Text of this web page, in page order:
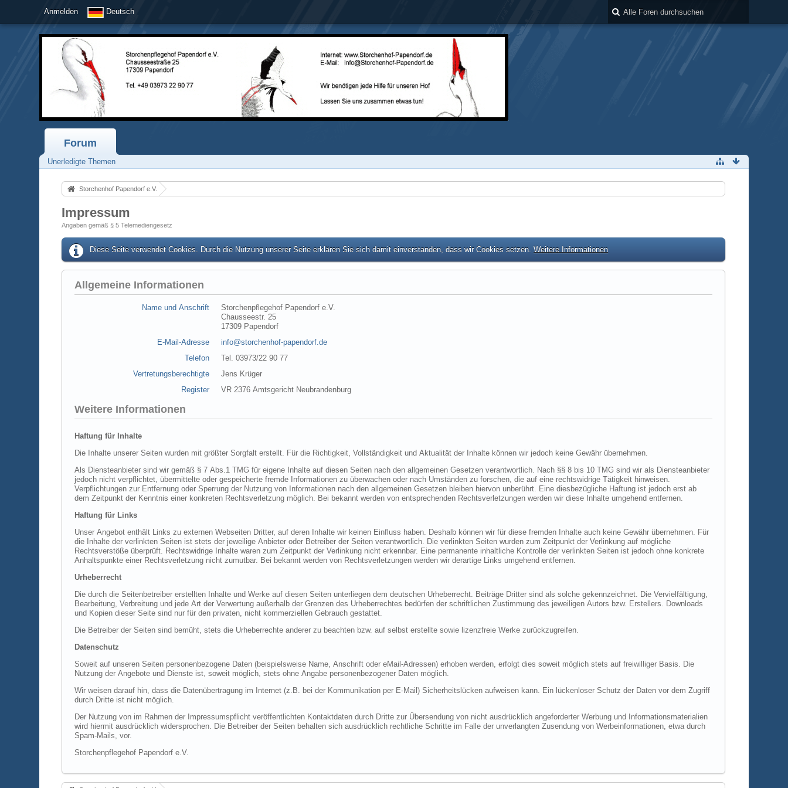
Anmelden Deutsch
Forum
Unerledigte Themen
Storchenhof Papendorf e.V.
Impressum
Angaben gemäß § 5 Telemediengesetz
Diese Seite verwendet Cookies. Durch die Nutzung unserer Seite erklären Sie sich damit einverstanden, dass wir Cookies setzen.Weitere Informationen
Allgemeine Informationen
Name und Anschrift
Storchenpflegehof Papendorf e.V.
Chausseestr. 25
17309 Papendorf
E-Mail-Adresse
info@storchenhof-papendorf.de
Telefon
Tel. 03973/22 90 77
Vertretungsberechtigte
Jens Krüger
Register
VR 2376 Amtsgericht Neubrandenburg
Weitere Informationen
Haftung für Inhalte
Die Inhalte unserer Seiten wurden mit größter Sorgfalt erstellt. Für die Richtigkeit, Vollständigkeit und Aktualität der Inhalte können wir jedoch keine Gewähr übernehmen.
Als Diensteanbieter sind wir gemäß § 7 Abs.1 TMG für eigene Inhalte auf diesen Seiten nach den allgemeinen Gesetzen verantwortlich. Nach §§ 8 bis 10 TMG sind wir als Diensteanbieter
jedoch nicht verpflichtet, übermittelte oder gespeicherte fremde Informationen zu überwachen oder nach Umständen zu forschen, die auf eine rechtswidrige Tätigkeit hinweisen.
Verpflichtungen zur Entfernung oder Sperrung der Nutzung von Informationen nach den allgemeinen Gesetzen bleiben hiervon unberührt. Eine diesbezügliche Haftung ist jedoch erst ab
dem Zeitpunkt der Kenntnis einer konkreten Rechtsverletzung möglich. Bei bekannt werden von entsprechenden Rechtsverletzungen werden wir diese Inhalte umgehend entfernen.
Haftung für Links
Unser Angebot enthält Links zu externen Webseiten Dritter, auf deren Inhalte wir keinen Einfluss haben. Deshalb können wir für diese fremden Inhalte auch keine Gewähr übernehmen. Für
die Inhalte der verlinkten Seiten ist stets der jeweilige Anbieter oder Betreiber der Seiten verantwortlich. Die verlinkten Seiten wurden zum Zeitpunkt der Verlinkung auf mögliche
Rechtsverstöße überprüft. Rechtswidrige Inhalte waren zum Zeitpunkt der Verlinkung nicht erkennbar. Eine permanente inhaltliche Kontrolle der verlinkten Seiten ist jedoch ohne konkrete
Anhaltspunkte einer Rechtsverletzung nicht zumutbar. Bei bekannt werden von Rechtsverletzungen werden wir derartige Links umgehend entfernen.
Urheberrecht
Die durch die Seitenbetreiber erstellten Inhalte und Werke auf diesen Seiten unterliegen dem deutschen Urheberrecht. Beiträge Dritter sind als solche gekennzeichnet. Die Vervielfältigung,
Bearbeitung, Verbreitung und jede Art der Verwertung außerhalb der Grenzen des Urheberrechtes bedürfen der schriftlichen Zustimmung des jeweiligen Autors bzw. Erstellers. Downloads
und Kopien dieser Seite sind nur für den privaten, nicht kommerziellen Gebrauch gestattet.
Die Betreiber der Seiten sind bemüht, stets die Urheberrechte anderer zu beachten bzw. auf selbst erstellte sowie lizenzfreie Werke zurückzugreifen.
Datenschutz
Soweit auf unseren Seiten personenbezogene Daten (beispielsweise Name, Anschrift oder eMail-Adressen) erhoben werden, erfolgt dies soweit möglich stets auf freiwilliger Basis. Die
Nutzung der Angebote und Dienste ist, soweit möglich, stets ohne Angabe personenbezogener Daten möglich.
Wir weisen darauf hin, dass die Datenübertragung im Internet (z.B. bei der Kommunikation per E-Mail) Sicherheitslücken aufweisen kann. Ein lückenloser Schutz der Daten vor dem Zugriff
durch Dritte ist nicht möglich.
Der Nutzung von im Rahmen der Impressumspflicht veröffentlichten Kontaktdaten durch Dritte zur Übersendung von nicht ausdrücklich angeforderter Werbung und Informationsmaterialien
wird hiermit ausdrücklich widersprochen. Die Betreiber der Seiten behalten sich ausdrücklich rechtliche Schritte im Falle der unverlangten Zusendung von Werbeinformationen, etwa durch
Spam-Mails, vor.
Storchenpflegehof Papendorf e.V.